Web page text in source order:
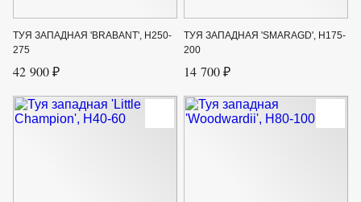
ТУЯ ЗАПАДНАЯ 'BRABANT', H250-
275
42 900 ₽
ТУЯ ЗАПАДНАЯ 'SMARAGD', H175-
200
14 700 ₽